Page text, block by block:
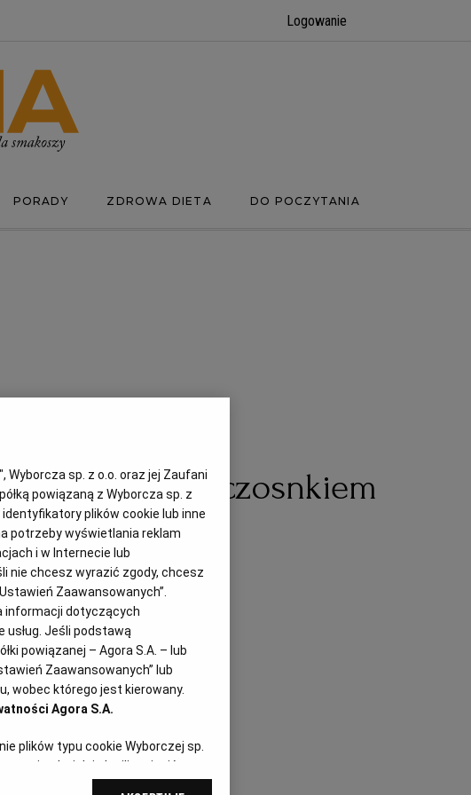
Logowanie
PORADY ZDROWA DIETA DO POCZYTANIA
szparagowa z czosnkiem
28.07.2025
Wyborcza sp. z o.o. oraz jej Zaufani
powiązaną z Wyborcza sp. z
plików cookie lub inne
potrzeby wyświetlania reklam
i w Internecie lub
nie chcesz wyrazić zgody, chcesz
Zaawansowanych”.
informacji dotyczących
usług. Jeśli podstawą
powiązanej – Agora S.A. – lub
Zaawansowanych” lub
wobec którego jest kierowany.
Agora S.A.
plików typu cookie Wyborczej sp.
też w każdej chwili zmienić
Twoimi preferencjami dot.